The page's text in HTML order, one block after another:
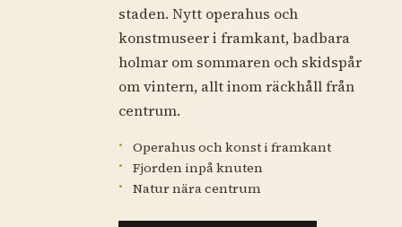
staden. Nytt operahus och
konstmuseer i framkant, badbara
holmar om sommaren och skidspår
om vintern, allt inom räckhåll från
centrum.
Operahus och konst i framkant
Fjorden inpå knuten
Natur nära centrum